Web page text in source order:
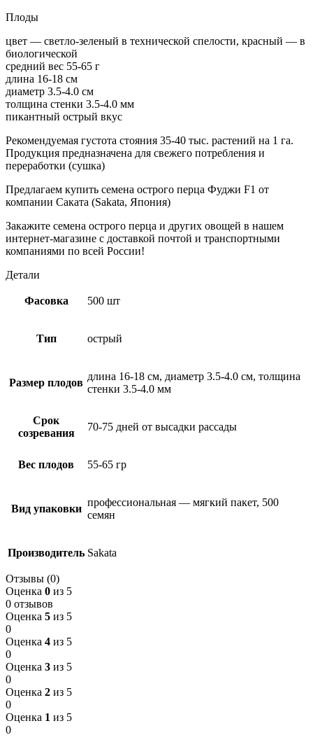
Плоды
цвет — светло-зеленый в технической спелости, красный — в
биологической
средний вес 55-65 г
длина 16-18 см
диаметр 3.5-4.0 см
толщина стенки 3.5-4.0 мм
пикантный острый вкус
Рекомендуемая густота стояния 35-40 тыс. растений на 1 га.
Продукция предназначена для свежего потребления и
переработки (сушка)
Предлагаем купить семена острого перца Фуджи F1 от
компании Саката (Sakata, Япония)
Закажите семена острого перца и других овощей в нашем
интернет-магазине с доставкой почтой и транспортными
компаниями по всей России!
Детали
Фасовка 500 шт
Тип острый
Размер плодов
длина 16-18 см, диаметр 3.5-4.0 см, толщина
стенки 3.5-4.0 мм
Срок
созревания
70-75 дней от высадки рассады
Вес плодов 55-65 гр
Вид упаковки
профессиональная — мягкий пакет, 500
семян
Производитель Sakata
Отзывы (0)
Оценка 0 из 5
0 отзывов
Оценка 5 из 5
0
Оценка 4 из 5
0
Оценка 3 из 5
0
Оценка 2 из 5
0
Оценка 1 из 5
0